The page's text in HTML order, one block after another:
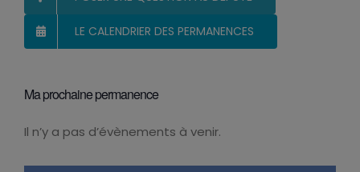
LE CALENDRIER DES PERMANENCES
Ma prochaine permanence
Notice
Il n’y a pas d’évènements à venir.